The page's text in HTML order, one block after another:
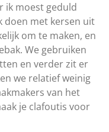
ik moest geduld
doen met kersen uit
om te maken, en
We gebruiken
en verder zit er
we relatief weinig
van het
je clafoutis voor